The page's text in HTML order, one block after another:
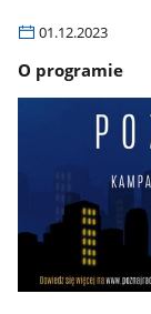
01.12.2023
O programie